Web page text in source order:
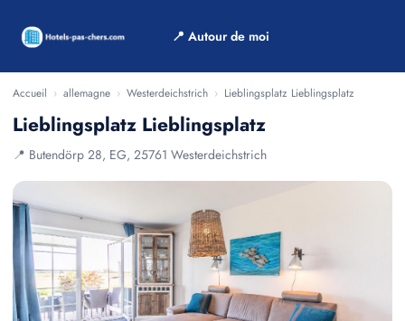
📍 Autour de moi
Accueil › allemagne › Westerdeichstrich › Lieblingsplatz Lieblingsplatz
Lieblingsplatz Lieblingsplatz
📍 Butendörp 28, EG, 25761 Westerdeichstrich